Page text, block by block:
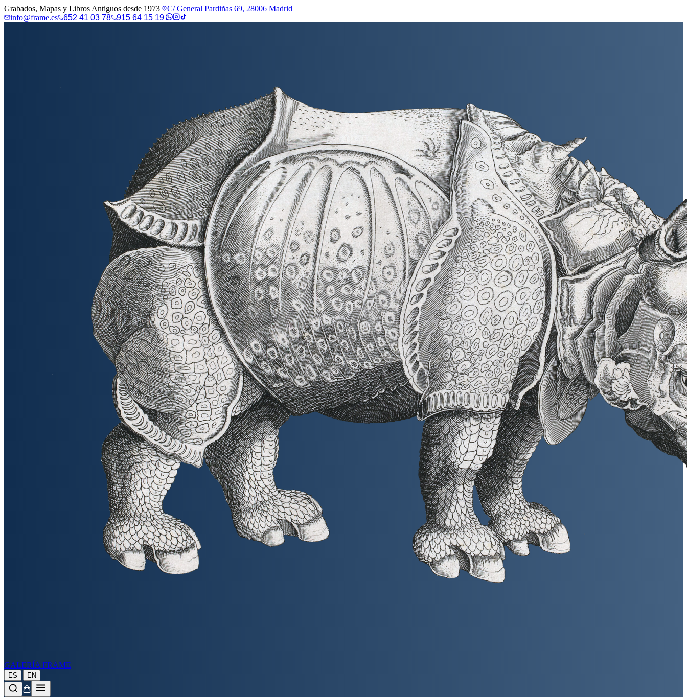
Grabados, Mapas y Libros Antiguos desde 1973|
C/ General Pardiñas 69, 28006 Madrid
info@frame.es
652 41 03 78 915 64 15 19|
GALERÍA FRAME
ES | EN